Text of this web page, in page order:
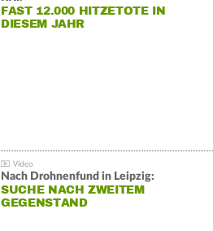
FAST 12.000 HITZETOTE IN
DIESEM JAHR
Nach Drohnenfund in Leipzig:
SUCHE NACH ZWEITEM
GEGENSTAND